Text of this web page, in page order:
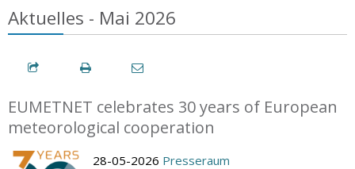
Aktuelles - Mai 2026
EUMETNET celebrates 30 years of European
meteorological cooperation
28-05-2026 Presseraum